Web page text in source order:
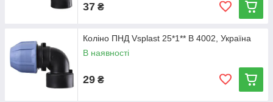
37 ₴
Коліно ПНД Vsplast 25*1** В 4002, Україна
В наявності
29 ₴